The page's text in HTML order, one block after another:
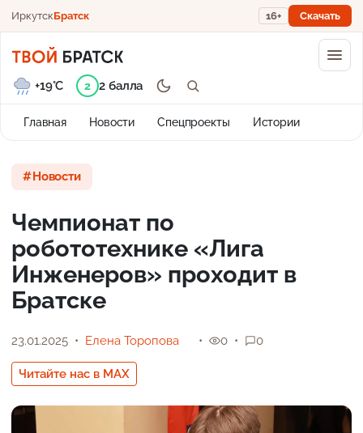
ИркутскБратск 16+ Скачать
Главная Новости Спецпроекты Истории
+19°C 2 2 балла
Новости
Чемпионат по
робототехнике «Лига
Инженеров» проходит в
Братске
23.01.2025 Елена Торопова
Читайте нас в MAX
0 0